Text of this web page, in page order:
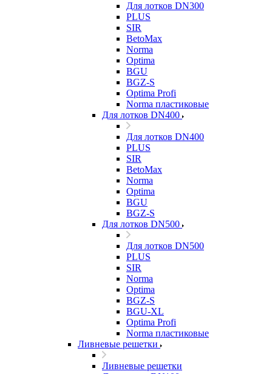
Для лотков DN300
PLUS
SIR
BetoMax
Norma
Optima
BGU
BGZ-S
Optima Profi
Norma пластиковые
Для лотков DN400
Для лотков DN400
PLUS
SIR
BetoMax
Norma
Optima
BGU
BGZ-S
Для лотков DN500
Для лотков DN500
PLUS
SIR
Norma
Optima
BGZ-S
BGU-XL
Optima Profi
Norma пластиковые
Ливневые решетки
Ливневые решетки